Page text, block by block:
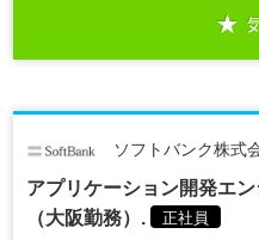
ソフトバンク株式
アプリケーション開発エ
（大阪勤務）.
正社員